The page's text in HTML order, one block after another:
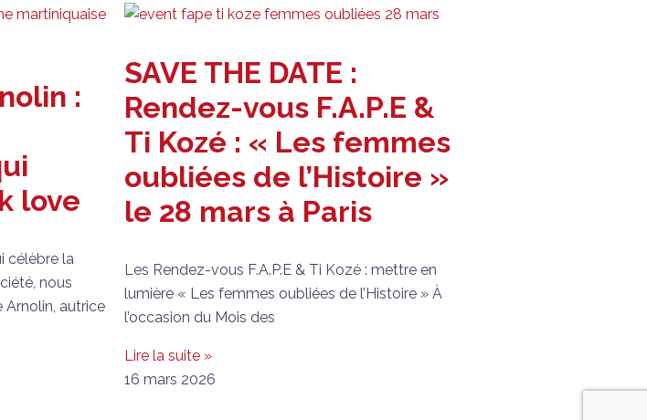
:
love
célèbre la
nous
Arnolin, autrice
SAVE THE DATE :
Rendez-vous F.A.P.E &
Ti Kozé : « Les femmes
oubliées de l’Histoire »
le 28 mars à Paris
Les Rendez-vous F.A.P.E & Ti Kozé : mettre en
lumière « Les femmes oubliées de l’Histoire » À
l’occasion du Mois des
Lire la suite »
16 mars 2026